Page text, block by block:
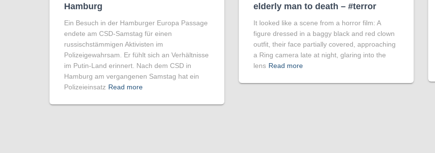
Hamburg
Ein Besuch in der Hamburger Europa Passage
endete am CSD-Samstag für einen
russischstämmigen Aktivisten im
Polizeigewahrsam. Er fühlt sich an Verhältnisse
im Putin-Land erinnert. Nach dem CSD in
Hamburg am vergangenen Samstag hat ein
Polizeieinsatz Read more
elderly man to death – #terror
It looked like a scene from a horror film: A
figure dressed in a baggy black and red clown
outfit, their face partially covered, approaching
a Ring camera late at night, glaring into the
lens Read more